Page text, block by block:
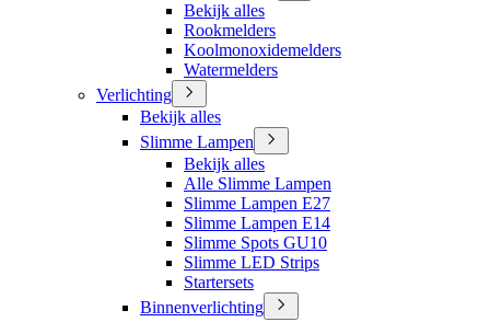
Bekijk alles
Rookmelders
Koolmonoxidemelders
Watermelders
Verlichting
Bekijk alles
Slimme Lampen
Bekijk alles
Alle Slimme Lampen
Slimme Lampen E27
Slimme Lampen E14
Slimme Spots GU10
Slimme LED Strips
Startersets
Binnenverlichting